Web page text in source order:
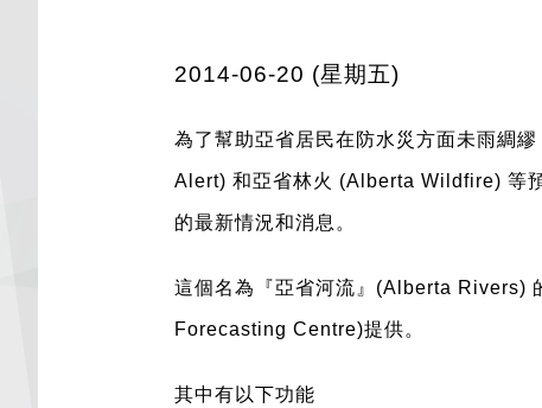
2014-06-20 (星期五)
為了幫助亞省居民在防水災方面未雨綢
Alert) 和亞省林火 (Alberta Wildfire) 等
的最新情況和消息。
這個名為『亞省河流』 (Alberta Rivers)
Forecasting Centre)提供。
其中有以下功能